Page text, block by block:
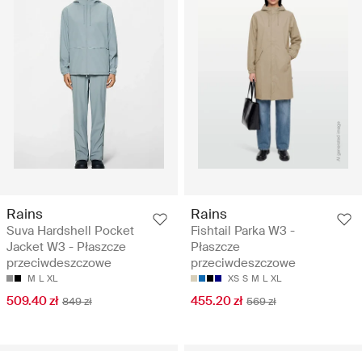
Rains
Suva Hardshell Pocket
Jacket W3 - Płaszcze
przeciwdeszczowe
M L XL
509.40 zł 849 zł
Rains
Fishtail Parka W3 -
Płaszcze
przeciwdeszczowe
XS S M L XL
455.20 zł 569 zł